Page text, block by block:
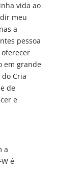
vida ao
meu
a
pessoa
oferecer
em grande
Cria
de
e
a
é